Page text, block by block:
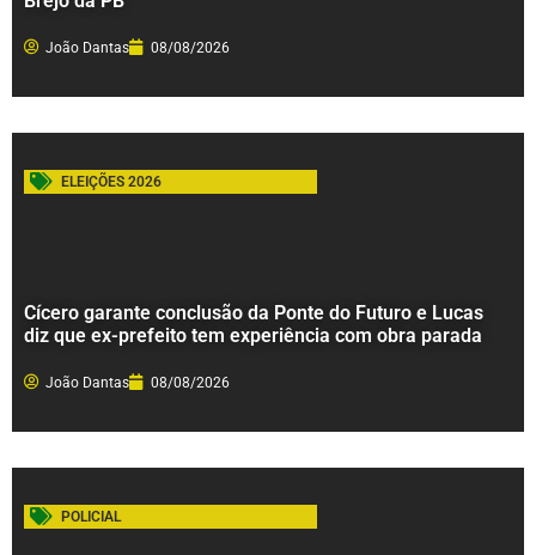
João Dantas 08/08/2026
ELEIÇÕES 2026
Cícero garante conclusão da Ponte do Futuro e Lucas
diz que ex-prefeito tem experiência com obra parada
João Dantas 08/08/2026
POLICIAL